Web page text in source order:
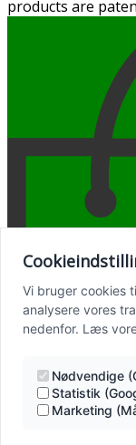
products are
Vi bruger cookies
analysere vores
nedenfor. Læs
Nødvendige
Statistik
Marketing